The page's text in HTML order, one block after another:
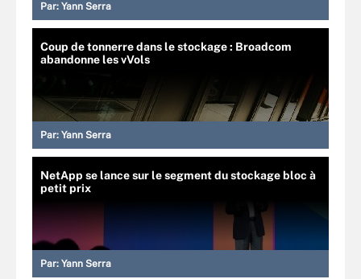
Par: Yann Serra
Coup de tonnerre dans le stockage : Broadcom
abandonne les vVols
Par: Yann Serra
NetApp se lance sur le segment du stockage bloc à
petit prix
Par: Yann Serra